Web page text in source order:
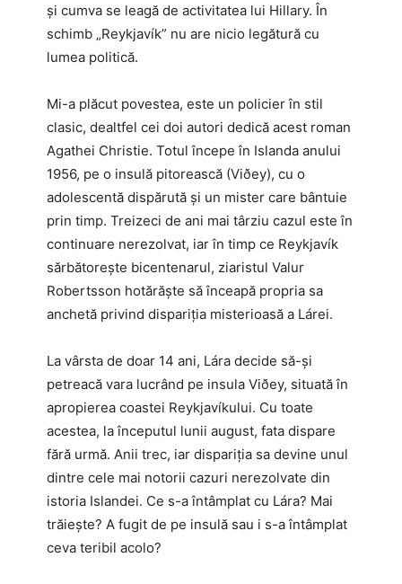
și cumva se leagă de activitatea lui Hillary. În
schimb „Reykjavík” nu are nicio legătură cu
lumea politică.
Mi-a plăcut povestea, este un policier în stil
clasic, dealtfel cei doi autori dedică acest roman
Agathei Christie. Totul începe în Islanda anului
1956, pe o insulă pitorească (Viðey), cu o
adolescentă dispărută și un mister care bântuie
prin timp. Treizeci de ani mai târziu cazul este în
continuare nerezolvat, iar în timp ce Reykjavík
sărbătorește bicentenarul, ziaristul Valur
Robertsson hotărăște să înceapă propria sa
anchetă privind dispariția misterioasă a Lárei.
La vârsta de doar 14 ani, Lára decide să-și
petreacă vara lucrând pe insula Viðey, situată în
apropierea coastei Reykjavíkului. Cu toate
acestea, la începutul lunii august, fata dispare
fără urmă. Anii trec, iar dispariția sa devine unul
dintre cele mai notorii cazuri nerezolvate din
istoria Islandei. Ce s-a întâmplat cu Lára? Mai
trăiește? A fugit de pe insulă sau i s-a întâmplat
ceva teribil acolo?